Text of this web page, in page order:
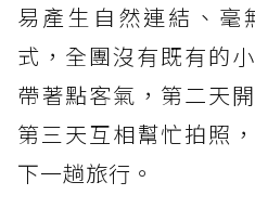
易產生自然連結、毫
式，全團沒有既有的
帶著點客氣，第二天
第三天互相幫忙拍照
下一趟旅行。